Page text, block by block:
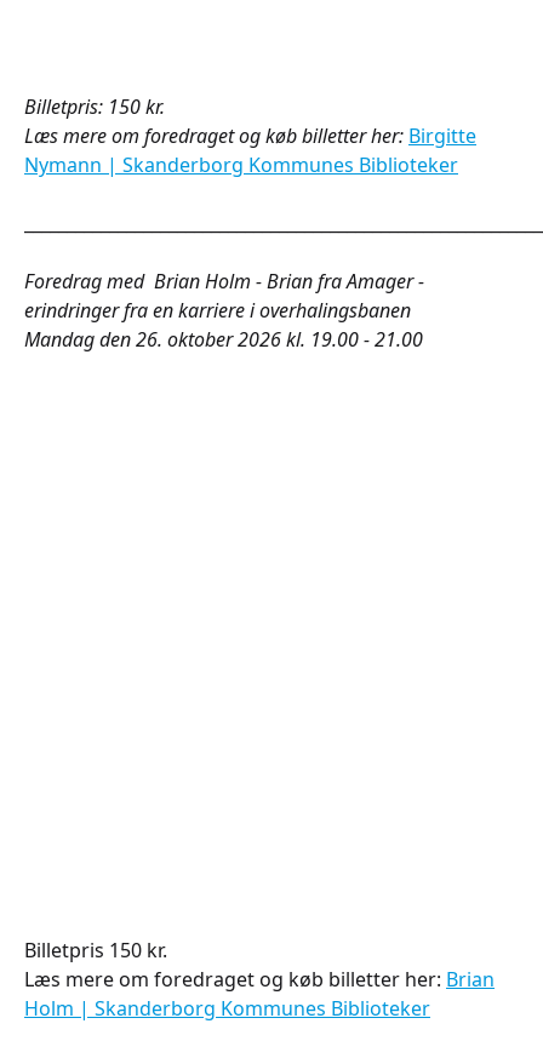
Billetpris: 150 kr.
Læs mere om foredraget og køb billetter her: Birgitte
Nymann | Skanderborg Kommunes Biblioteker
Foredrag med Brian Holm - Brian fra Amager -
erindringer fra en karriere i overhalingsbanen
Mandag den 26. oktober 2026 kl. 19.00 - 21.00
Billetpris 150 kr.
Læs mere om foredraget og køb billetter her: Brian
Holm | Skanderborg Kommunes Biblioteker